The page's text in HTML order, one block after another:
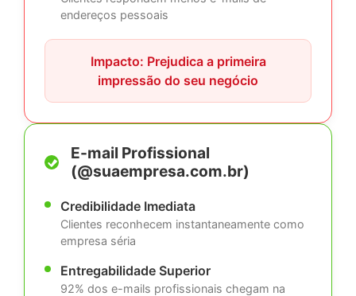
endereços pessoais
Impacto: Prejudica a primeira
impressão do seu negócio
E-mail Profissional
(@suaempresa.com.br)
Credibilidade Imediata
Clientes reconhecem instantaneamente como
empresa séria
Entregabilidade Superior
92% dos e-mails profissionais chegam na